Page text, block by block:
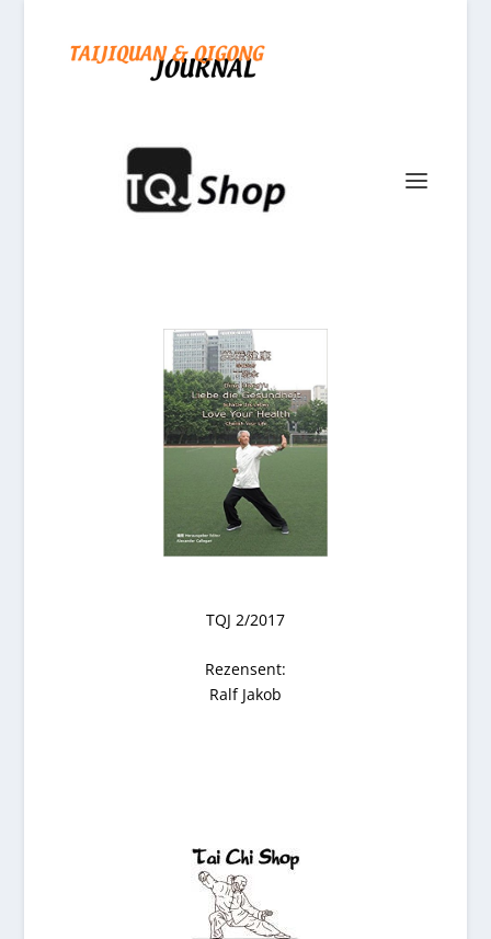
TQJ 2/2017
Rezensent:
Ralf Jakob